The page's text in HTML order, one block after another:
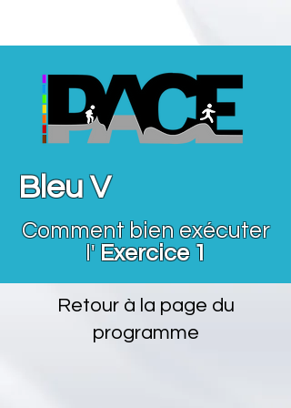
Bleu V
Comment bien exécuter
l' Exercice 1
Retour à la page du
programme